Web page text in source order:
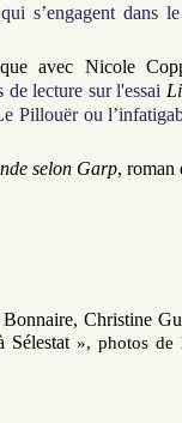
s’engagent dans
avec Nicole
de lecture sur l'essai
Pillouër ou
selon Garp,
Christine
Sélestat », photos de